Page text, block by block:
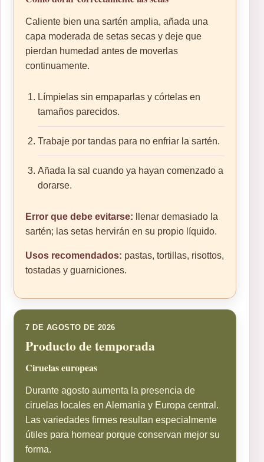
Caliente bien una sartén amplia, añada una
capa moderada de setas secas y deje que
pierdan humedad antes de moverlas
continuamente.
Límpielas sin empaparlas y córtelas en
tamaños parecidos.
Trabaje por tandas para no enfriar la sartén.
Añada la sal cuando ya hayan comenzado a
dorarse.
Error que debe evitarse: llenar demasiado la
sartén; las setas hervirán en su propio líquido.
Usos recomendados: pastas, tortillas, risottos,
tostadas y guarniciones.
7 DE AGOSTO DE 2026
Producto de temporada
Ciruelas europeas
Durante agosto aumenta la presencia de
ciruelas locales en Alemania y Europa central.
Las variedades firmes resultan especialmente
útiles para hornear porque conservan mejor su
forma.